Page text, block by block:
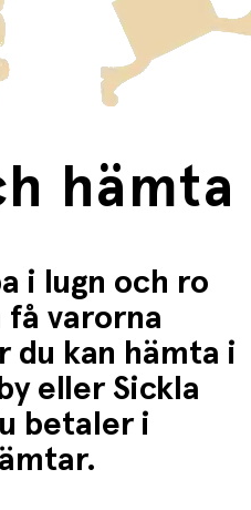
kassan.
än 1500:-
hämta
i lugn och ro
få varorna
du kan hämta i
eller Sickla
betaler i